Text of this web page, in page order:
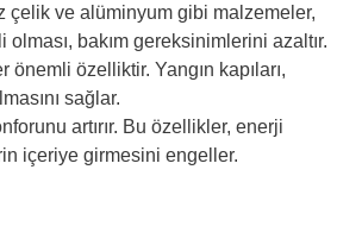
çelik ve alüminyum gibi malzemeler,
olması, bakım gereksinimlerini azaltır.
önemli özelliktir. Yangın kapıları,
sağlar.
artırır. Bu özellikler, enerji
içeriye girmesini engeller.